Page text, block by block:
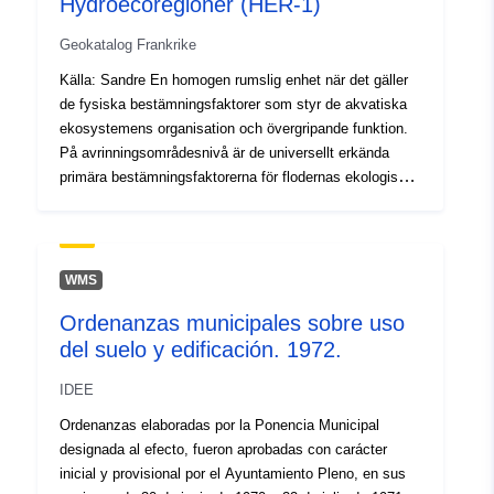
Geokatalog Frankrike
Källa: Sandre En homogen rumslig enhet när det gäller
de fysiska bestämningsfaktorer som styr de akvatiska
ekosystemens organisation och övergripande funktion.
På avrinningsområdesnivå är de universellt erkända
primära bestämningsfaktorerna för flodernas ekologiska
hydrosystem, och bygger särskilt på sammankoppling
av fysiska skalor, från bassängen till mikrohabitaten.
hydroecoregionerna för det franska fastlandet. Han
utvecklade den konceptuella ramen för regionalisering
metoden, med målet att definiera och karakterisera
Hydroecoregionerna för storstads Frankrike. Det finns
två nivåer för hydroekoregioner (HER): Nivå 1 och nivå
2. Totalt har 22 nivå 1-hydrokoregioner (HER-1)
WMS
Ordenanzas municipales sobre uso
del suelo y edificación. 1972.
IDEE
Ordenanzas elaboradas por la Ponencia Municipal
designada al efecto, fueron aprobadas con carácter
inicial y provisional por el Ayuntamiento Pleno, en sus